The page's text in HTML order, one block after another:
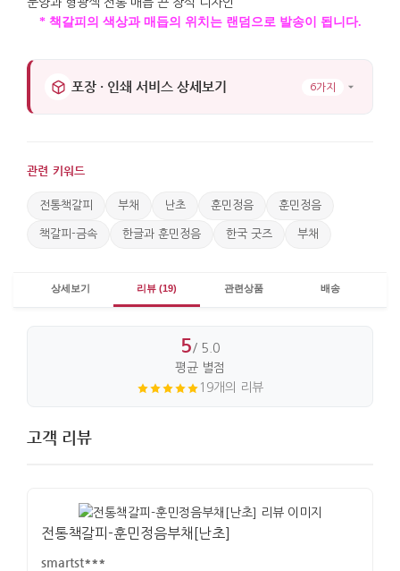
* 책갈피의 색상과 매듭의 위치는 랜덤으로 발송이 됩니다.
포장 · 인쇄 서비스 상세보기 6가지
관련 키워드
전통책갈피 부채 난초 훈민정음 훈민정음
책갈피-금속 한글과 훈민정음 한국 굿즈 부채
상세보기 리뷰 (19) 관련상품 배송
5/ 5.0
평균 별점
19개의 리뷰
고객 리뷰
전통책갈피-훈민정음부채[난초]
smartst***